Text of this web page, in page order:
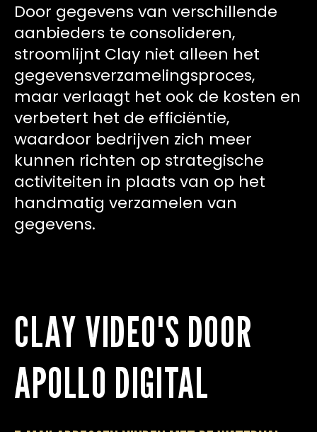
Door gegevens van verschillende
aanbieders te consolideren,
stroomlijnt Clay niet alleen het
gegevensverzamelingsproces,
maar verlaagt het ook de kosten en
verbetert het de efficiëntie,
waardoor bedrijven zich meer
kunnen richten op strategische
activiteiten in plaats van op het
handmatig verzamelen van
gegevens.
CLAY VIDEO'S DOOR
APOLLO DIGITAL